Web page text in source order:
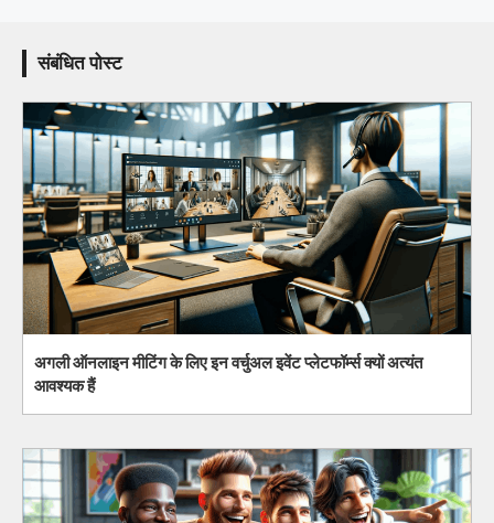
संबंधित पोस्ट
अगली ऑनलाइन मीटिंग के लिए इन वर्चुअल इवेंट प्लेटफॉर्म्स क्यों अत्यंत
आवश्यक हैं